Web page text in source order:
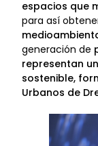
espacios que
para así
generación de
representan
sostenible,
Urbanos de